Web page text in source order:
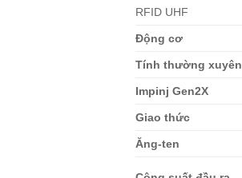
RFID UHF
Động cơ
Tính thường xuyên
Impinj Gen2X
Giao thức
Ăng-ten